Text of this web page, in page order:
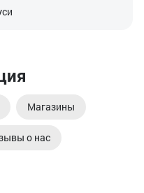
Магазины
о нас